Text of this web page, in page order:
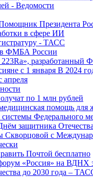
- Ведомости
Президента
в сфере ИИ
- ТАСС
в ФМБА России
с 1 января В 2024
апреля
по 1 млн рублей
помощь для
Федерального
защитника
Скворцовой с
Почтой бесплатно
«Россия» на ВДНХ
до 2030 года –